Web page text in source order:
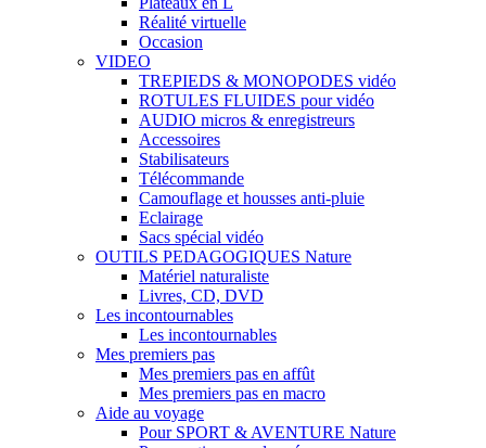
Réalité virtuelle
Occasion
VIDEO
TREPIEDS & MONOPODES vidéo
ROTULES FLUIDES pour vidéo
AUDIO micros & enregistreurs
Accessoires
Stabilisateurs
Télécommande
Camouflage et housses anti-pluie
Eclairage
Sacs spécial vidéo
OUTILS PEDAGOGIQUES Nature
Matériel naturaliste
Livres, CD, DVD
Les incontournables
Les incontournables
Mes premiers pas
Mes premiers pas en affût
Mes premiers pas en macro
Aide au voyage
Pour SPORT & AVENTURE Nature